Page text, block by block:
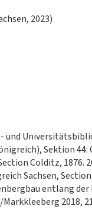
2023)
und
Sektion
Colditz, 1876.
Sachsen, Section
entlang der
2018,